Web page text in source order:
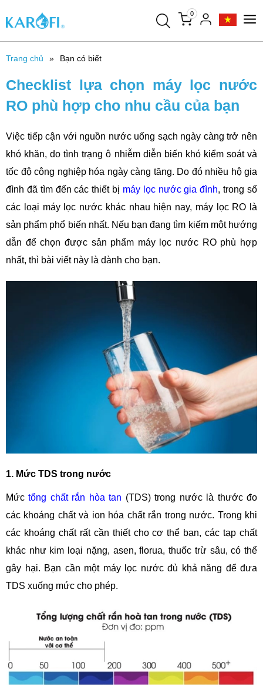
0
Trang chủ Bạn có biết
Checklist lựa chọn máy lọc nước
RO phù hợp cho nhu cầu của bạn
Việc tiếp cận với nguồn nước uống sạch ngày càng trở nên
khó khăn, do tình trạng ô nhiễm diễn biến khó kiểm soát và
tốc độ công nghiệp hóa ngày càng tăng. Do đó nhiều hộ gia
đình đã tìm đến các thiết bị máy lọc nước gia đình, trong số
các loại máy lọc nước khác nhau hiện nay, máy lọc RO là
sản phẩm phổ biến nhất. Nếu bạn đang tìm kiếm một hướng
dẫn để chọn được sản phẩm máy lọc nước RO phù hợp
nhất, thì bài viết này là dành cho bạn.
1. Mức TDS trong nước
Mứctổng chất rắn hòa tan (TDS) trong nước là thước đo
các khoáng chất và ion hóa chất rắn trong nước. Trong khi
các khoáng chất rất cần thiết cho cơ thể bạn, các tạp chất
khác như kim loại nặng, asen, florua, thuốc trừ sâu, có thể
gây hại. Bạn cần một máy lọc nước đủ khả năng để đưa
TDS xuống mức cho phép.